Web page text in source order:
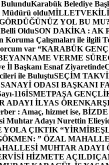
BulunduKarabük Belediye
Müdürü olduMİLLETVEKİLİ
YOL BU MU?
OlduSON DAKİKA : AK
Çalışmaları ile ilgili
var “KARABÜK
VERME
İl Başkanı Esnaf Ziyaretinde
ile BuluştuSEÇİM
ODASI BAŞKANI
116İSMETPAŞA
ADAYI İLYAS ÖREN
: Amaç, hizmet ise,
Muhtar Adayı Nurettin
YOLA ÇIKTIK “
” ÖZAL
MUHTAR ADAYI
HİZMETE AÇILDI